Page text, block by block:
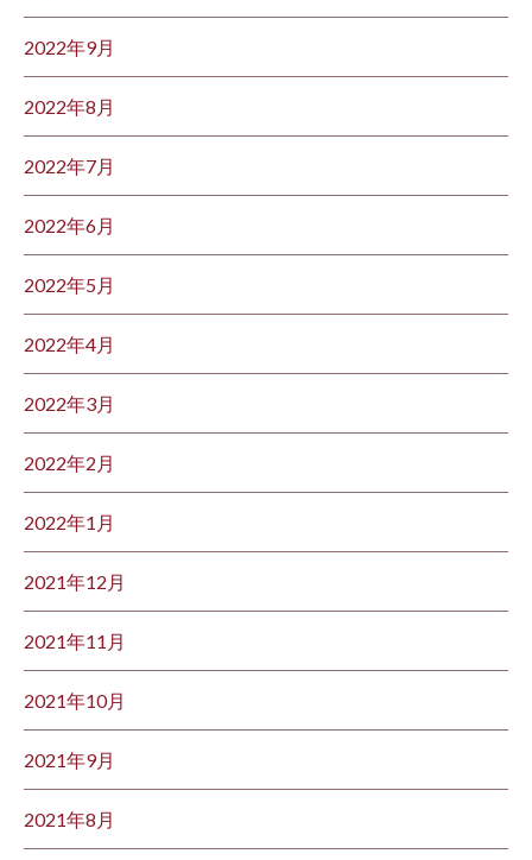
2022年9月
2022年8月
2022年7月
2022年6月
2022年5月
2022年4月
2022年3月
2022年2月
2022年1月
2021年12月
2021年11月
2021年10月
2021年9月
2021年8月